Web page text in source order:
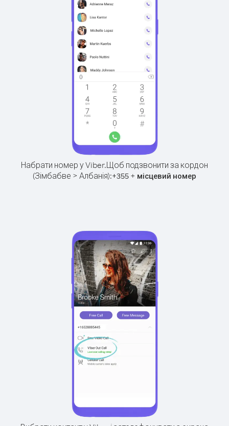
Набрати номер у Viber.Щоб подзвонити за кордон
(Зімбабве > Албанія):+355 + місцевий номер